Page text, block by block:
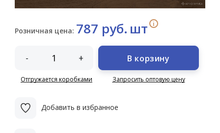
Розничная цена: 787 руб. шт i
- +
Отгружается коробками
В корзину
Запросить оптовую цену
Добавить в избранное